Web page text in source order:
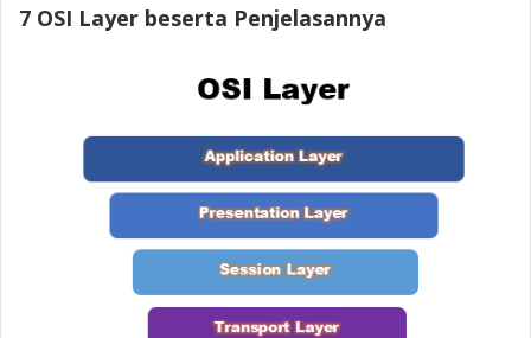
7 OSI Layer beserta Penjelasannya